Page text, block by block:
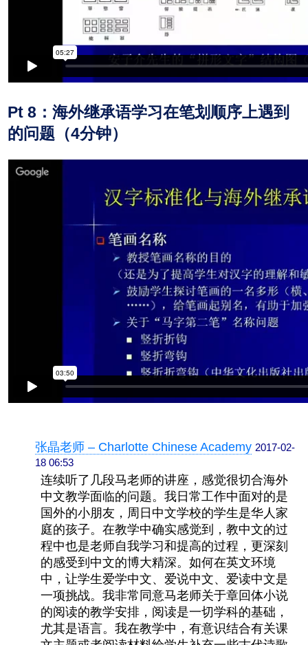
Pt 8：海外继承语学习在笔划顺序上遇到
的问题（4分钟）
张晶老师 – Charlotte Chinese Academy 2017-02-
18 06:53
连续听了几段马老师的讲座，感觉很切合海外
中文教学面临的问题。我日常工作中面对的是
国外的小朋友，周日中文学校的学生是华人家
庭的孩子。在教学中确实感觉到，教中文的过
程中也是老师自我学习和提高的过程，更深刻
的感受到中文的博大精深。如何在英文环境
中，让学生爱学中文、爱说中文、爱读中文是
一项挑战。我非常同意马老师关于章回体小说
的阅读的教学安排，阅读是一切学科的基础，
尤其是语言。我在教学中，有意识结合有关课